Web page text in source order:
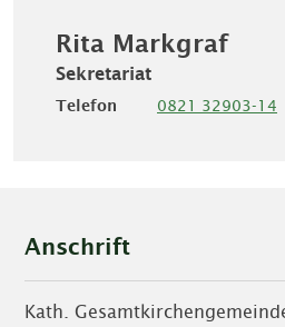
Rita Markgraf
Sekretariat
Telefon 0821 32903-14
Anschrift
Kath.